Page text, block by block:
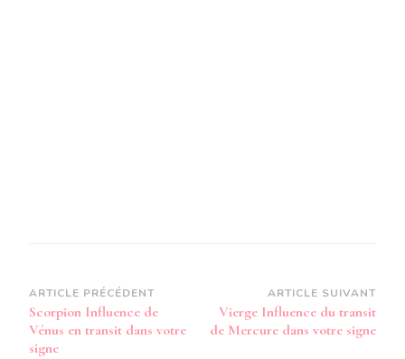
Navigation
d’article
ARTICLE PRÉCÉDENT
Scorpion Influence de
Vénus en transit dans votre
signe
ARTICLE SUIVANT
Vierge Influence du transit
de Mercure dans votre signe